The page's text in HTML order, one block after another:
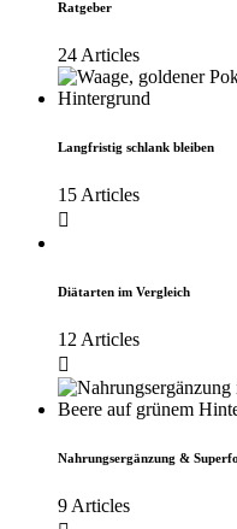
Ratgeber
24 Articles
Langfristig schlank bleiben
15 Articles
Diätarten im Vergleich
12 Articles
Nahrungsergänzung &
9 Articles